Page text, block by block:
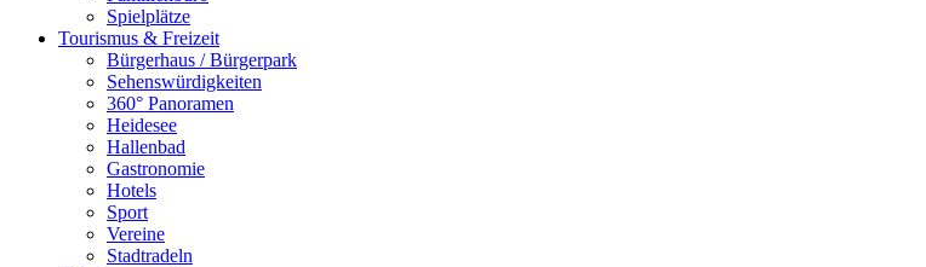
Spielplätze
Tourismus & Freizeit
Bürgerhaus / Bürgerpark
Sehenswürdigkeiten
360° Panoramen
Heidesee
Hallenbad
Gastronomie
Hotels
Sport
Vereine
Stadtradeln